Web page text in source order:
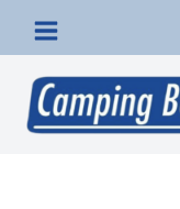
Inhalt
springen